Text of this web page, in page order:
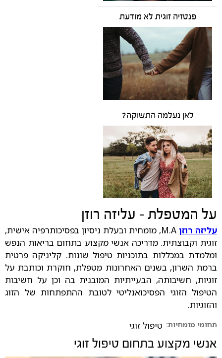
פנטזיה זוגית לא מודעת
לאן נעלמה התשוקה?
על המטפלת - עליזה רוזן
עליזה רוזן
M.A, מומחית ובעלת ניסיון בפסיכותרפיה אישית,
זוגית וקבוצתית. מדריכה אנשי מקצוע בתחום בריאות הנפש
ומלמדת במכללות בתוכניות טיפול שונות. קליניקה פרטית
ברמת השרון, בשנים האחרונות מטפלת, חוקרת וכותבת על
זוגיות, חשיבותה, הבעייתיות המובנית בה וכן על חשיבות
הטיפול הזוגי הפסיכואנליטי לטובת ההתפתחות של הזוג
והזוגיות.
תחומי מומחיות: טיפול זוגי
אנשי מקצוע בתחום טיפול זוגי